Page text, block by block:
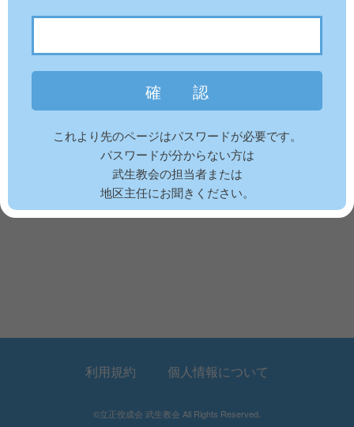
これより先のページはパスワードが必要です。
パスワードが分からない方は
武生教会の担当者または
地区主任にお聞きください。
利用規約 個人情報について
©立正佼成会 武生教会 All Rights Reserved.